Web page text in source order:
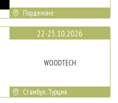
Порденоне
22-25.10.2026
WOODTECH
Стамбул, Турция